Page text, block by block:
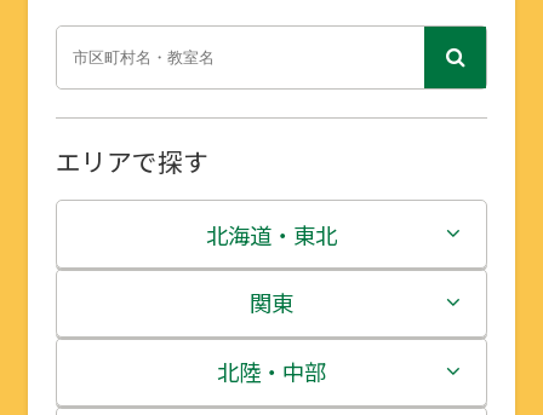
エリアで探す
北海道・東北
北海道
青森県
関東
茨城県
北陸・中部